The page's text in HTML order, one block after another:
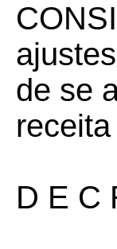
de se
D E C